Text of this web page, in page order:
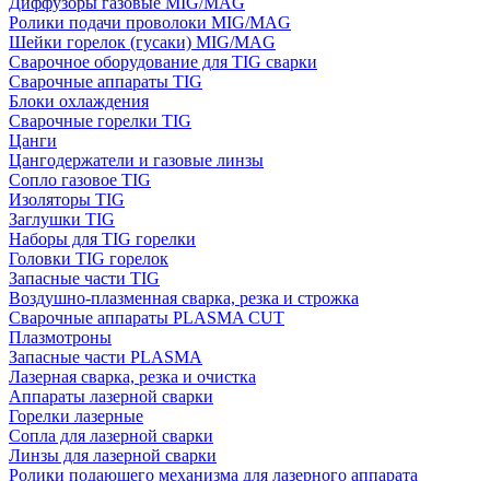
Ролики подачи проволоки MIG/MAG
Шейки горелок (гусаки) MIG/MAG
Сварочное оборудование для TIG сварки
Сварочные аппараты TIG
Блоки охлаждения
Сварочные горелки TIG
Цанги
Цангодержатели и газовые линзы
Сопло газовое TIG
Изоляторы TIG
Заглушки TIG
Наборы для TIG горелки
Головки TIG горелок
Запасные части TIG
Воздушно-плазменная сварка, резка и строжка
Сварочные аппараты PLASMA CUT
Плазмотроны
Запасные части PLASMA
Лазерная сварка, резка и очистка
Аппараты лазерной сварки
Горелки лазерные
Сопла для лазерной сварки
Линзы для лазерной сварки
Ролики подающего механизма для лазерного аппарата